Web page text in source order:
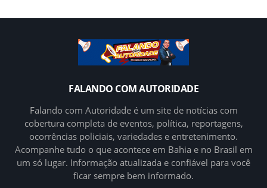
FALANDO COM AUTORIDADE
Falando com Autoridade é um site de notícias com
cobertura completa de eventos, política, reportagens,
ocorrências policiais, variedades e entretenimento.
Acompanhe tudo o que acontece em Bahia e no Brasil em
um só lugar. Informação atualizada e confiável para você
ficar sempre bem informado.